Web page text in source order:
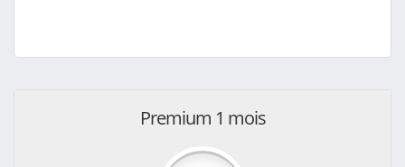
Premium 1 mois